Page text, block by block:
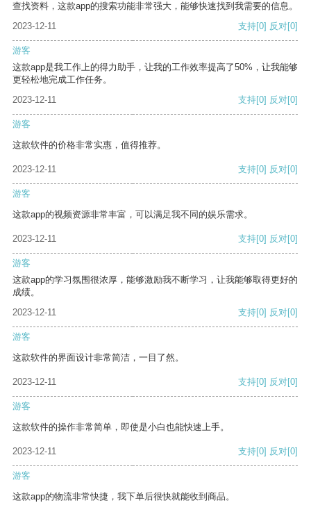
查找资料，这款app的搜索功能非常强大，能够快速找到我需要的信息。
2023-12-11
支持[0] 反对[0]
游客
这款app是我工作上的得力助手，让我的工作效率提高了50%，让我能够
更轻松地完成工作任务。
2023-12-11
支持[0] 反对[0]
游客
这款软件的价格非常实惠，值得推荐。
2023-12-11 支持[0] 反对[0]
游客
这款app的视频资源非常丰富，可以满足我不同的娱乐需求。
2023-12-11 支持[0] 反对[0]
游客
这款app的学习氛围很浓厚，能够激励我不断学习，让我能够取得更好的
成绩。
2023-12-11
支持[0] 反对[0]
游客
这款软件的界面设计非常简洁，一目了然。
2023-12-11 支持[0] 反对[0]
游客
这款软件的操作非常简单，即使是小白也能快速上手。
2023-12-11 支持[0] 反对[0]
游客
这款app的物流非常快捷，我下单后很快就能收到商品。